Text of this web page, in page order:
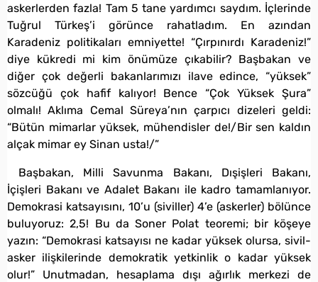
askerlerden fazla! Tam 5 tane yardımcı saydım. İçlerinde
Tuğrul Türkeş’i görünce rahatladım. En azından
Karadeniz politikaları emniyette! “Çırpınırdı Karadeniz!”
diye kükredi mi kim önümüze çıkabilir? Başbakan ve
diğer çok değerli bakanlarımızı ilave edince, “yüksek”
sözcüğü çok hafif kalıyor! Bence “Çok Yüksek Şura”
olmalı! Aklıma Cemal Süreya’nın çarpıcı dizeleri geldi:
“Bütün mimarlar yüksek, mühendisler de!/Bir sen kaldın
alçak mimar ey Sinan usta!/”
Başbakan, Milli Savunma Bakanı, Dışişleri Bakanı,
İçişleri Bakanı ve Adalet Bakanı ile kadro tamamlanıyor.
Demokrasi katsayısını, 10’u (siviller) 4’e (askerler) bölünce
buluyoruz: 2,5! Bu da Soner Polat teoremi; bir köşeye
yazın: “Demokrasi katsayısı ne kadar yüksek olursa, sivil-
asker ilişkilerinde demokratik yetkinlik o kadar yüksek
olur!” Unutmadan, hesaplama dışı ağırlık merkezi de